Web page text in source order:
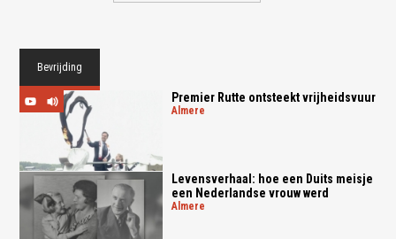
Bevrijding
Premier Rutte ontsteekt vrijheidsvuur
almere
Levensverhaal: hoe een Duits meisje
een Nederlandse vrouw werd
almere